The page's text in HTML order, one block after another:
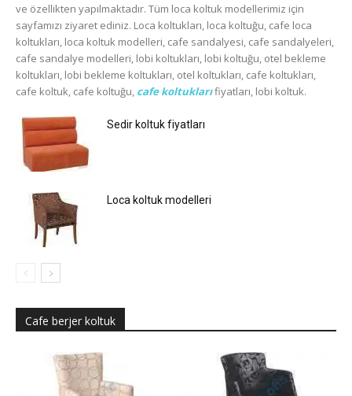
ve özellikten yapılmaktadır. Tüm loca koltuk modellerimiz için
sayfamızı ziyaret ediniz. Loca koltukları, loca koltuğu, cafe loca
koltukları, loca koltuk modelleri, cafe sandalyesi, cafe sandalyeleri,
cafe sandalye modelleri, lobi koltukları, lobi koltuğu, otel bekleme
koltukları, lobi bekleme koltukları, otel koltukları, cafe koltukları,
cafe koltuk, cafe koltuğu, cafe koltuklarıfiyatları, lobi koltuk.
Sedir koltuk fiyatları
Loca koltuk modelleri
Cafe berjer koltuk